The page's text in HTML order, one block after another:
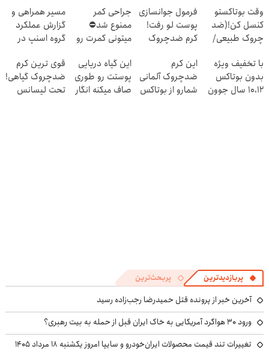
وقت بوتاکستو
کنسل کن!(ضد
چروک طبیعی/
فرمول جوانسازی
پوست لو رفت!
کرم ضدچروک
جراحی کمر
ممنوع شد⛔
میتونی کمرت رو
کنی! 👈🏻
پرسش‌نامه
مسیر همراهی و
گزارش عملکرد
گروه اسنپ در
با تخفیف ویژه
بدون بوتاکس
۱۰،۱۲ سال جوون
این کرم
ضدچروک آلمانی
شمارو از بوتاکس
این گیاه دریایی
پوستت رو طوری
صاف میکنه انگار
قوی ترین کرم
ضدچروک گیاهی!
تحت لیسانس
پربازدیدترین پربحث‌ترین
آخرین خبر از پرونده قتل حمیدرضا رجب‌زاده رسید
ورود ۳۰ هواگرد آمریکایی به خاک ایران قبل از حمله به بیت رهبری؟
تغییرات تند قیمت محصولات ایران‌خودرو و سایپا امروز یکشنبه ۱۸ مرداد ۱۴۰۵